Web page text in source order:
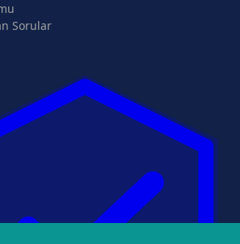
Sorular